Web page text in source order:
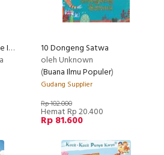
Seri Travela: My Experience In Australia
10 Dongeng Satwa
oleh Unknown
(Buana Ilmu Populer)
Gudang Supplier
Rp 102.000
Hemat Rp 20.400
Rp 81.600